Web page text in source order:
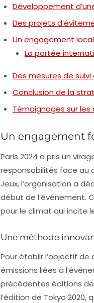
Développement
Des projets
Un engagement
La portée
Des mesures de
Conclusion de la
Témoignages sur
Un engagement
Paris 2024 a pris un
responsabilités face au
Jeux, l’organisation a
début de l’événement.
pour le climat qui incite
Une méthode
Pour établir l’objectif de
émissions liées à
précédentes éditions
l’édition de Tokyo 2020,